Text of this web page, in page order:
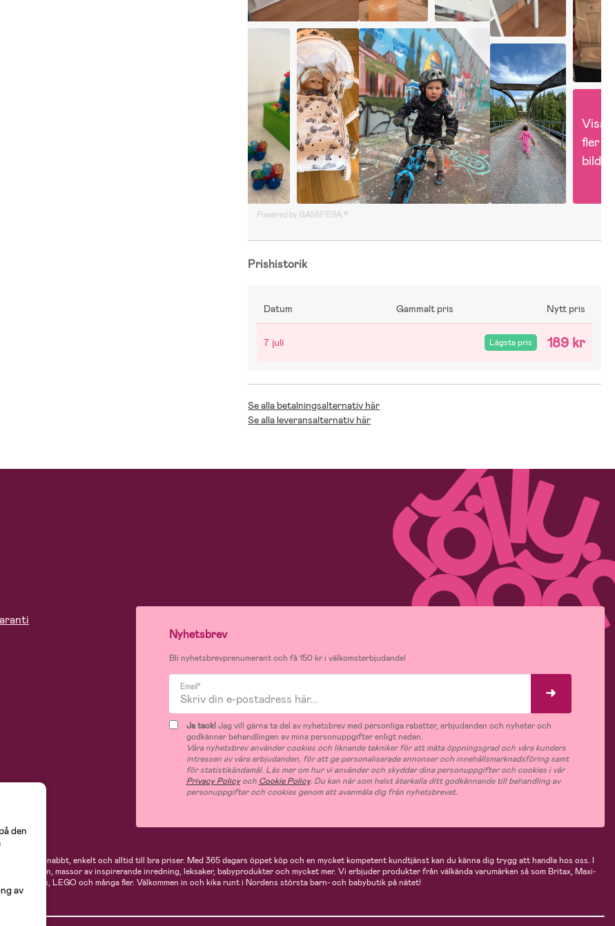
Visa
fler
bilder
Powered by GAMIFIERA.®
Prishistorik
Datum Gammalt pris Nytt pris
7 juli Lägsta pris 189 kr
Se alla betalningsalternativ här
Se alla leveransalternativ här
Nyhetsbrev
Bli nyhetsbrevprenumerant och få 150 kr i välkomsterbjudande!
Email*
Ja tack!Jag vill gärna ta del av nyhetsbrev med personliga rabatter, erbjudanden och nyheter och
godkänner behandlingen av mina personuppgifter enligt nedan.
Våra nyhetsbrev använder cookies och liknande tekniker för att mäta öppningsgrad och våra kunders
intressen av våra erbjudanden, för att ge personaliserade annonser och innehållsmarknadsföring samt
för statistikändamål. Läs mer om hur vi använder och skyddar dina personuppgifter och cookies i vår
Privacy Policyoch Cookie Policy. Du kan när som helst återkalla ditt godkännande till behandling av
personuppgifter och cookies genom att avanmäla dig från nyhetsbrevet.
handlar du snabbt, enkelt och alltid till bra priser. Med 365 dagars öppet köp och en mycket kompetent kundtjänst kan du känna dig trygg att handla hos oss. I
mamman, massor av inspirerande inredning, leksaker, babyprodukter och mycket mer. Vi erbjuder produkter från välkända varumärken så som Britax, Maxi-
Cybex, LEGO och många fler. Välkommen in och kika runt i Nordens största barn- och babybutik på nätet!
den
av